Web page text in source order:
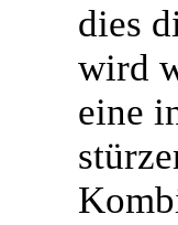
dies
wird
eine